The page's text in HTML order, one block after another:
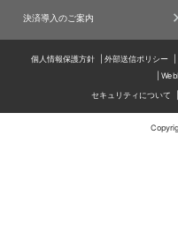
決済導入のご案内
個人情報保護方針 外部送信ポリシー
セキュリティについて